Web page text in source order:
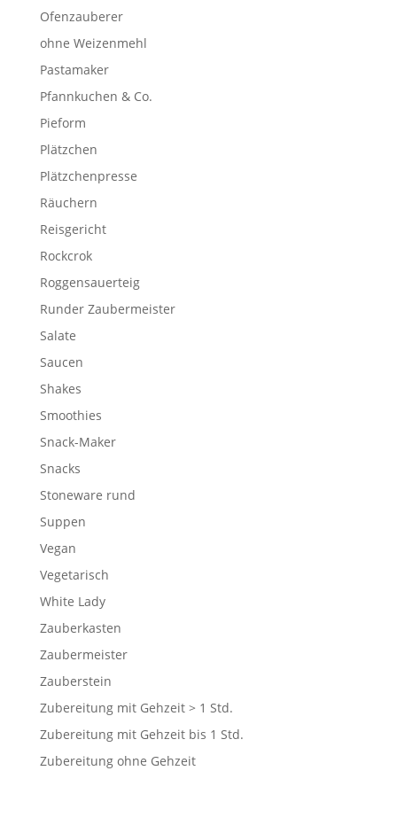
Ofenzauberer
ohne Weizenmehl
Pastamaker
Pfannkuchen & Co.
Pieform
Plätzchen
Plätzchenpresse
Räuchern
Reisgericht
Rockcrok
Roggensauerteig
Runder Zaubermeister
Salate
Saucen
Shakes
Smoothies
Snack-Maker
Snacks
Stoneware rund
Suppen
Vegan
Vegetarisch
White Lady
Zauberkasten
Zaubermeister
Zauberstein
Zubereitung mit Gehzeit > 1 Std.
Zubereitung mit Gehzeit bis 1 Std.
Zubereitung ohne Gehzeit